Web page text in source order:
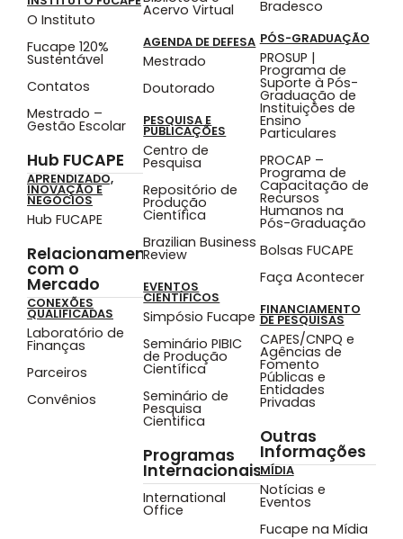
O Instituto
Fucape 120%
Sustentável
Contatos
Mestrado –
Gestão Escolar
Hub FUCAPE
APRENDIZADO,
INOVAÇÃO E
NEGÓCIOS
Hub FUCAPE
Relacionamento
com o
Mercado
CONEXÕES
QUALIFICADAS
Laboratório de
Finanças
Parceiros
Convênios
Acervo Virtual
AGENDA DE DEFESA
Mestrado
Doutorado
PESQUISA E
PUBLICAÇÕES
Centro de
Pesquisa
Repositório de
Produção
Científica
Brazilian Business
Review
EVENTOS
CIENTÍFICOS
Simpósio Fucape
Seminário PIBIC
de Produção
Científica
Seminário de
Pesquisa
Cientifica
Programas
Internacionais
International
Office
Bradesco
PÓS-GRADUAÇÃO
PROSUP |
Programa de
Suporte à Pós-
Graduação de
Instituições de
Ensino
Particulares
PROCAP –
Programa de
Capacitação de
Recursos
Humanos na
Pós-Graduação
Bolsas FUCAPE
Faça Acontecer
FINANCIAMENTO
DE PESQUISAS
CAPES/CNPQ e
Agências de
Fomento
Públicas e
Entidades
Privadas
Outras
Informações
MÍDIA
Notícias e
Eventos
Fucape na Mídia